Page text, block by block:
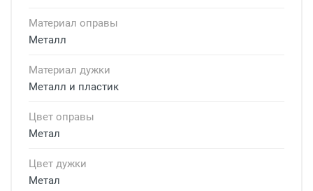
Материал оправы
Металл
Материал дужки
Металл и пластик
Цвет оправы
Метал
Цвет дужки
Метал